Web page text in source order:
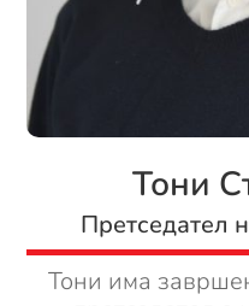
Тони
Тони има